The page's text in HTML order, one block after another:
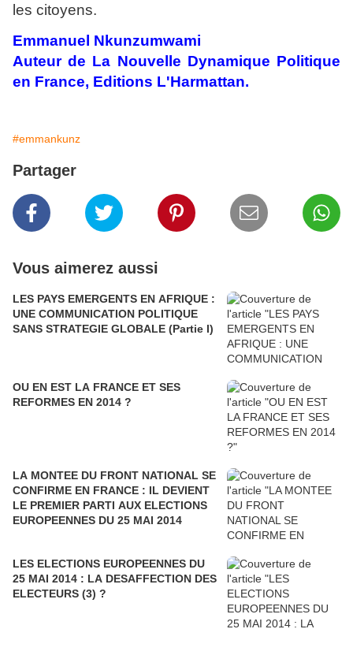
les citoyens.
Emmanuel Nkunzumwami
Auteur de La Nouvelle Dynamique Politique
en France, Editions L'Harmattan.
#emmankunz
Partager
Vous aimerez aussi
LES PAYS EMERGENTS EN AFRIQUE :
UNE COMMUNICATION POLITIQUE
SANS STRATEGIE GLOBALE (Partie I)
OU EN EST LA FRANCE ET SES
REFORMES EN 2014 ?
LA MONTEE DU FRONT NATIONAL SE
CONFIRME EN FRANCE : IL DEVIENT
LE PREMIER PARTI AUX ELECTIONS
EUROPEENNES DU 25 MAI 2014
LES ELECTIONS EUROPEENNES DU
25 MAI 2014 : LA DESAFFECTION DES
ELECTEURS (3) ?